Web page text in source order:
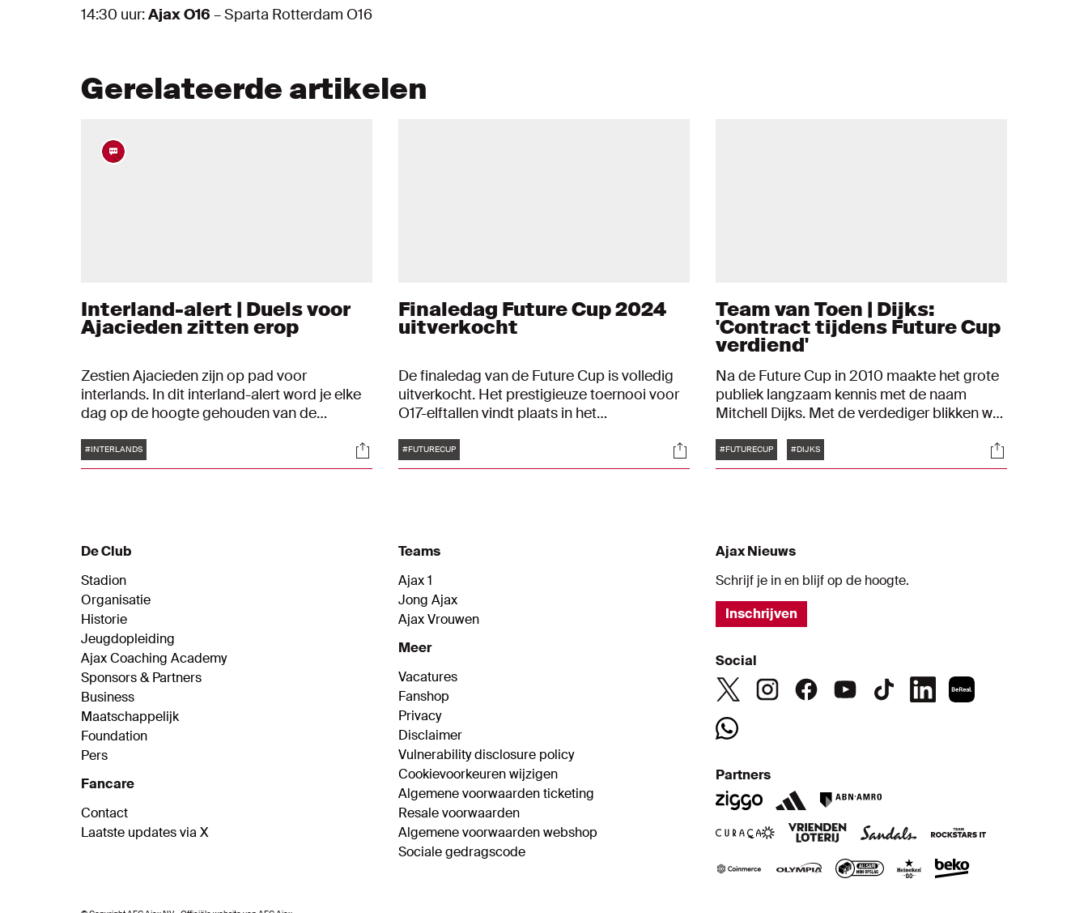
14:30 uur:Ajax O16 – Sparta Rotterdam O16
Gerelateerde artikelen
Interland-alert | Duels voor
Ajacieden zitten erop
Zestien Ajacieden zijn op pad voor
interlands. In dit interland-alert word je elke
dag op de hoogte gehouden van de
voor hun land.
Tags
#INTERLANDS Socials
Finaledag Future Cup 2024
uitverkocht
De finaledag van de Future Cup is volledig
uitverkocht. Het prestigieuze toernooi voor
O17-elftallen vindt plaats in het
april. Er zijn nog wel kaarten beschikbaar
voor de zaterdag (30 maart) en zondag (31
Tags
#FUTURECUP Socials
Team van Toen | Dijks:
'Contract tijdens Future Cup
verdiend'
Na de Future Cup in 2010 maakte het grote
publiek langzaam kennis met de naam
Mitchell Dijks. Met de verdediger blikken we
waarin hij uitblonk in de defensie en
onderdeel was van een geweldige lichting:
Tags
#FUTURECUP #DIJKS Socials
De Club
Stadion
Organisatie
Historie
Jeugdopleiding
Ajax Coaching Academy
Sponsors & Partners
Business
Maatschappelijk
Foundation
Pers
Fancare
Contact
Laatste updates via X
Teams
Ajax 1
Jong Ajax
Ajax Vrouwen
Meer
Vacatures
Fanshop
Privacy
Disclaimer
Vulnerability disclosure policy
Cookievoorkeuren wijzigen
Algemene voorwaarden ticketing
Resale voorwaarden
Algemene voorwaarden webshop
Sociale gedragscode
Ajax Nieuws
Schrijf je in en blijf op de hoogte.
Inschrijven
Social
Partners